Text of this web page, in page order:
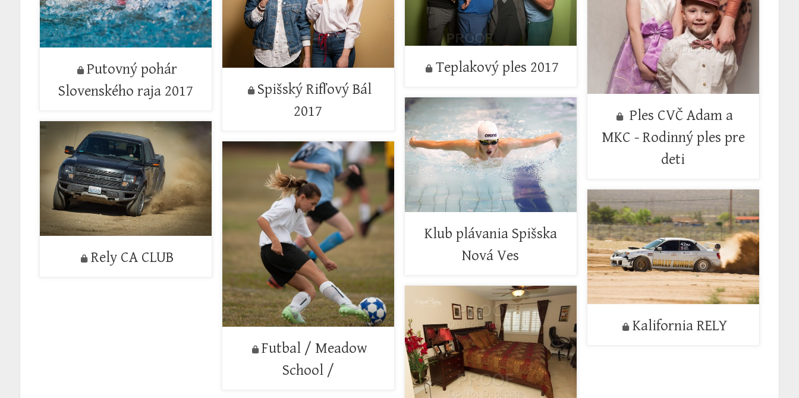
Ples CVČ Adam a
MKC - Rodinný ples pre
deti
Teplakový ples 2017
Putovný pohár
Slovenského raja 2017
Spišský Rifľový Bál
2017
Klub plávania Spišska
Nová Ves
Rely CA CLUB
Futbal / Meadow
School /
Kalifornia RELY